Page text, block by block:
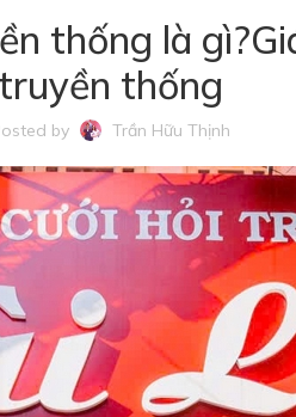
thống là
truyền thống
by Trần Hữu Thịnh